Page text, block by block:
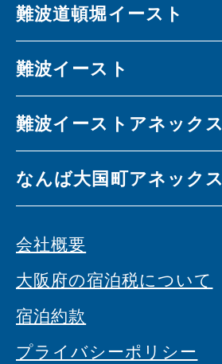
難波道頓堀イースト
難波イースト
難波イーストアネックス
なんば大国町アネックス
会社概要
大阪府の宿泊税について
宿泊約款
プライバシーポリシー